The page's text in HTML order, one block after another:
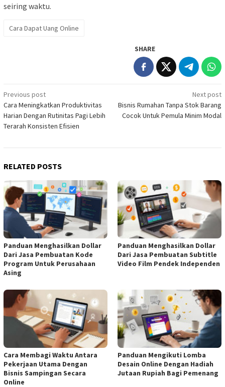
seiring waktu.
Cara Dapat Uang Online
SHARE
Post
navigation
Previous post
Cara Meningkatkan Produktivitas
Harian Dengan Rutinitas Pagi Lebih
Terarah Konsisten Efisien
Next post
Bisnis Rumahan Tanpa Stok Barang
Cocok Untuk Pemula Minim Modal
RELATED POSTS
Panduan Menghasilkan Dollar
Dari Jasa Pembuatan Kode
Program Untuk Perusahaan
Asing
Panduan Menghasilkan Dollar
Dari Jasa Pembuatan Subtitle
Video Film Pendek Independen
Cara Membagi Waktu Antara
Pekerjaan Utama Dengan
Bisnis Sampingan Secara
Online
Panduan Mengikuti Lomba
Desain Online Dengan Hadiah
Jutaan Rupiah Bagi Pemenang